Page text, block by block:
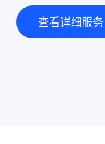
查看详细服务